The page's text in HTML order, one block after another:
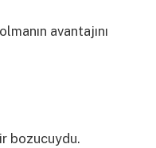
avantajını
bozucuydu.